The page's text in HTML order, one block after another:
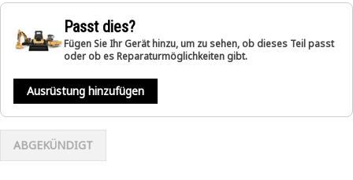
Passt dies?
Fügen Sie Ihr Gerät hinzu, um zu sehen, ob dieses Teil passt
oder ob es Reparaturmöglichkeiten gibt.
Ausrüstung hinzufügen
ABGEKÜNDIGT